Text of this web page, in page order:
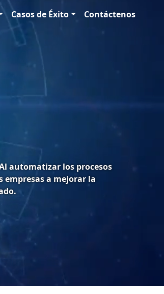
Casos de Éxito Contáctenos
automatizar los procesos
empresas a mejorar la